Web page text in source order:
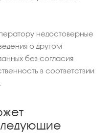
недостоверные
о другом
без согласия
в соответствии